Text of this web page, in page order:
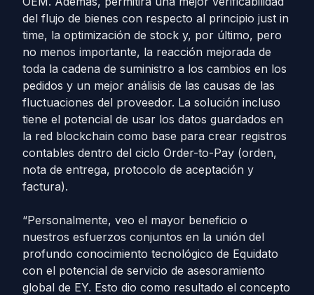
del flujo de bienes con respecto al principio just in
time, la optimización de stock y, por último, pero
no menos importante, la reacción mejorada de
toda la cadena de suministro a los cambios en los
pedidos y un mejor análisis de las causas de las
fluctuaciones del proveedor. La solución incluso
tiene el potencial de usar los datos guardados en
la red blockchain como base para crear registros
contables dentro del ciclo Order-to-Pay (orden,
nota de entrega, protocolo de aceptación y
factura).
“Personalmente, veo el mayor beneficio o
nuestros esfuerzos conjuntos en la unión del
profundo conocimiento tecnológico de Equidato
con el potencial de servicio de asesoramiento
global de EY. Esto dio como resultado el concepto